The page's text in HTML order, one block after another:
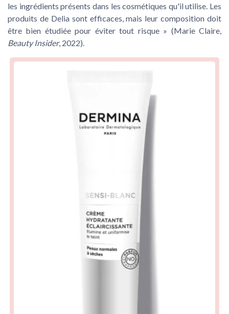
les ingrédients présents dans les cosmétiques qu'il utilise. Les
produits de Delia sont efficaces, mais leur composition doit
être bien étudiée pour éviter tout risque » (Marie Claire,
Beauty Insider, 2022).